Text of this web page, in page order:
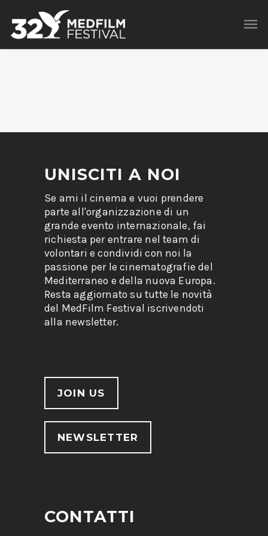
UNISCITI A NOI
Se ami il cinema e vuoi prendere
parte all'organizzazione di un
grande evento internazionale, fai
richiesta per entrare nel team di
volontari e condividi con noi la
passione per le cinematografie del
Mediterraneo e della nuova Europa.
Resta aggiornato su tutte le novità
del MedFilm Festival iscrivendoti
alla newsletter.
JOIN US
NEWSLETTER
CONTATTI